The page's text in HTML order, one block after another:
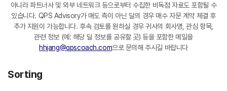
아니라 파트너사 및 외부 네트워크 등으로부터 수집한 비독점 자료도 포함될 수
있습니다. QPS Advisory가 매도 측이 아닌 딜의 경우 매수 자문 계약 체결 후
추가 지원이 가능합니다. 후속 검토를 원하실 경우 귀사의 회사명, 관심 항목,
관련 정보 (예: 해당 딜 정보를 공유할 곳) 등을 포함한 메일을
hhjang@qpscoach.com으로 문의해 주시길 바랍니다
Sorting